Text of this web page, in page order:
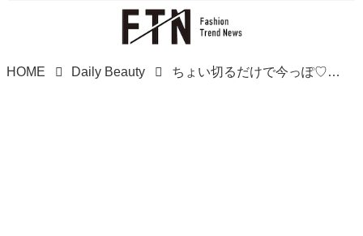
HOME Daily Beauty ちょい切るだけで今っぽ♡【40・50代】は「レイヤーボブ」試してみてーッ！